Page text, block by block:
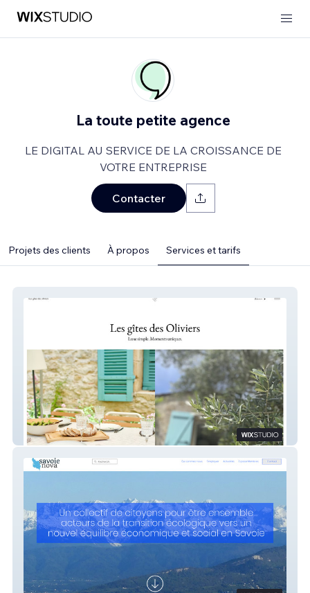
La toute petite agence
LE DIGITAL AU SERVICE DE LA CROISSANCE DE
VOTRE ENTREPRISE
Contacter
Projets des clients À propos Services et tarifs
Les oliviers